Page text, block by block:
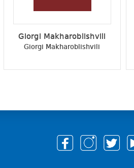
Giorgi Makharoblishvili
Giorgi Makharoblishvili